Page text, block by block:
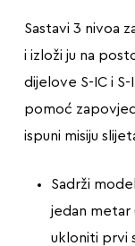
Sastavi 3 nivoa
i izloži ju na
dijelove S-IC i
pomoć
ispuni misiju
Sadrži
jedan metar
ukloniti prvi